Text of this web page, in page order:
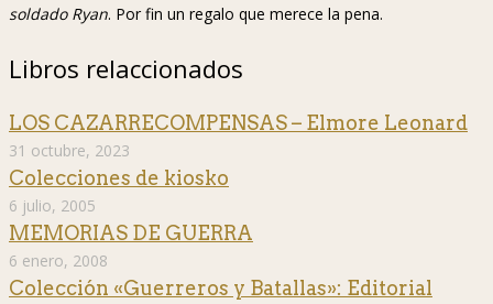
soldado Ryan. Por fin un regalo que merece la pena.
Libros relaccionados
LOS CAZARRECOMPENSAS – Elmore Leonard
31 octubre, 2023
Colecciones de kiosko
6 julio, 2005
MEMORIAS DE GUERRA
6 enero, 2008
Colección «Guerreros y Batallas»: Editorial